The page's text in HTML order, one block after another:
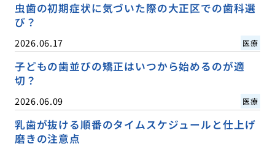
虫歯の初期症状に気づいた際の大正区での歯科選
び？
2026.06.17 医療
子どもの歯並びの矯正はいつから始めるのが適
切？
2026.06.09 医療
乳歯が抜ける順番のタイムスケジュールと仕上げ
磨きの注意点